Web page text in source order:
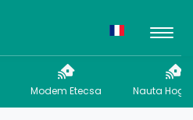
Modem Etecsa Nauta